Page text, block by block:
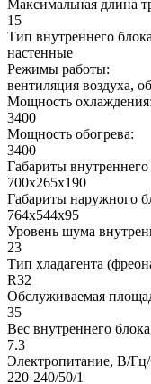
Максимальная длина
15
Тип внутреннего
настенные
Режимы работы:
вентиляция воздуха,
Мощность охлаждения:
3400
Мощность обогрева:
3400
Габариты
700х265х190
Габариты наружного
764х544х95
Уровень шума
23
Тип хладагента
R32
Обслуживаемая
35
Вес внутреннего
7.3
Электропитание, В/
220-240/50/1